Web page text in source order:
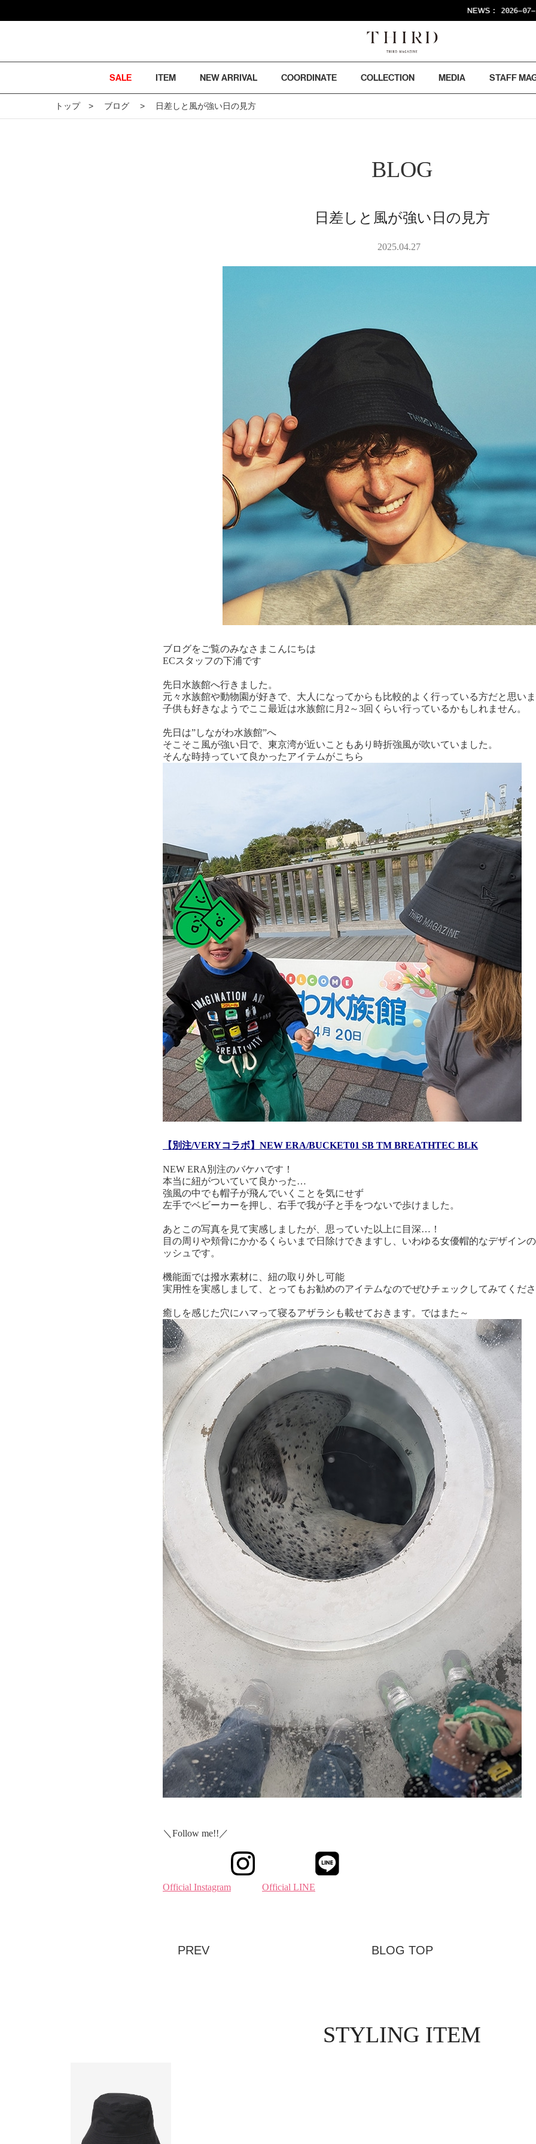
2026-07-24 26SS FINAL
SALE ITEM NEW ARRIVAL COORDINATE COLLECTION MEDIA STAFF
トップ ブログ 日差しと風が強い日の見方
BLOG
日差しと風が強い日の見方
2025.04.27
ブログをご覧のみなさまこんにちは
ECスタッフの下浦です
先日水族館へ行きました。
元々水族館や動物園が好きで、大人になってからも比較的よく行っている方だと思い
子供も好きなようでここ最近は水族館に月2～3回くらい行っているかもしれません。
先日は”しながわ水族館”へ
そこそこ風が強い日で、東京湾が近いこともあり時折強風が吹いていました。
そんな時持っていて良かったアイテムがこちら
【別注/VERYコラボ】NEW ERA/BUCKET01 SB TM BREATHTEC BLK
NEW ERA別注のバケハです！
本当に紐がついていて良かった…
強風の中でも帽子が飛んでいくことを気にせず
左手でベビーカーを押し、右手で我が子と手をつないで歩けました。
あとこの写真を見て実感しましたが、思っていた以上に目深…！
目の周りや頬骨にかかるくらいまで日除けできますし、いわゆる女優帽的なデザイン
ッシュです。
機能面では撥水素材に、紐の取り外し可能
実用性を実感しまして、とってもお勧めのアイテムなのでぜひチェックしてみてくだ
癒しを感じた穴にハマって寝るアザラシも載せておきます。ではまた～
＼Follow me!!／
Official Instagram Official LINE
BLOG TOP
PREV
STYLING ITEM